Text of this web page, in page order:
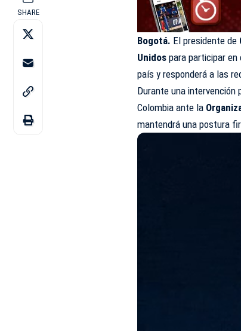
SHARE
Bogotá. El presidente de
Unidos para participar
país y responderá a las
Durante una intervención
Colombia ante la
mantendrá una postura